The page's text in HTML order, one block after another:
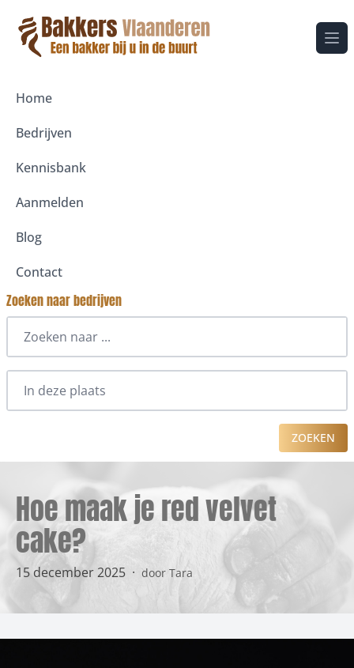
Home
Bedrijven
Kennisbank
Aanmelden
Blog
Contact
Zoeken naar bedrijven
ZOEKEN
Hoe maak je red velvet
cake?
15 december 2025 · door Tara